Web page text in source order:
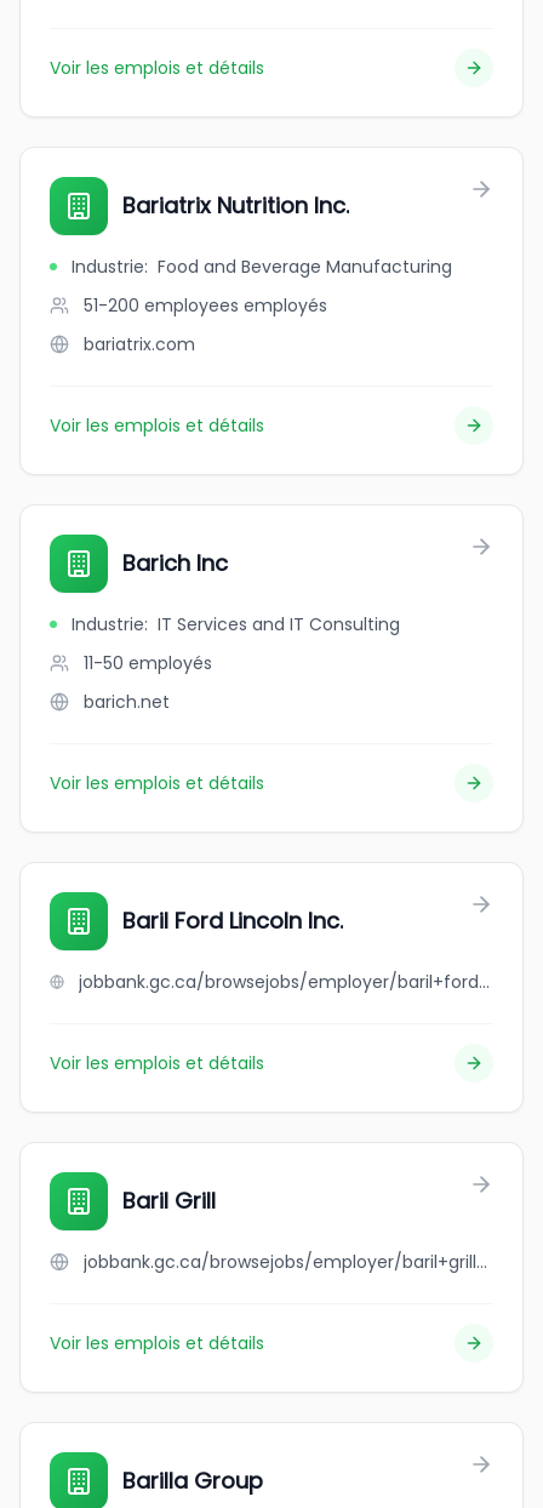
Voir les emplois et détails
Bariatrix Nutrition Inc.
Industrie: Food and Beverage Manufacturing
51-200 employees employés
bariatrix.com
Voir les emplois et détails
Barich Inc
Industrie: IT Services and IT Consulting
11-50 employés
barich.net
Voir les emplois et détails
Baril Ford Lincoln Inc.
jobbank.gc.ca/browsejobs/employer/baril+ford+lincoln+inc./ca
Voir les emplois et détails
Baril Grill
jobbank.gc.ca/browsejobs/employer/baril+grill/ca
Voir les emplois et détails
Barilla Group